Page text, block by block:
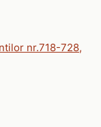
nr.718-728,